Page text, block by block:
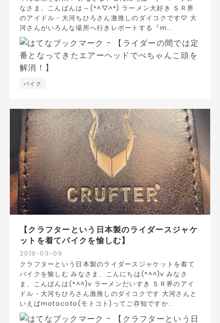
バイク
なさま、こんばんは～(*^▽^*) ラーメン大好き ＳＲ界
のアイドル・大河ちひろさん激推しのダイコクです♡ 大
河さんがいろんな場所へ行きレポートする『m…
2019-03-09
【クラフターという日本製のライダースジャケ
ットを着てバイクを愉しむ】
クラフターという日本製のライダースジャケットを着て
バイクを愉しむ みなさま、こんにちは(*^^)v みなさ
ま、こんばんは(*^^)v ラーメンだいすき ＳＲ界のアイ
ドル・大河ちひろさん激推しのダイコクです 大河さんと
いえばmotocoto(モトコト)ってご存知ですか…